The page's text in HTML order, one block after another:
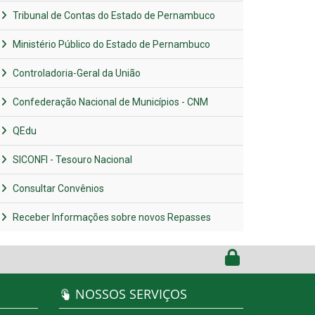
Tribunal de Contas do Estado de Pernambuco
Ministério Público do Estado de Pernambuco
Controladoria-Geral da União
Confederação Nacional de Municípios - CNM
QEdu
SICONFI - Tesouro Nacional
Consultar Convênios
Receber Informações sobre novos Repasses
NOSSOS SERVIÇOS